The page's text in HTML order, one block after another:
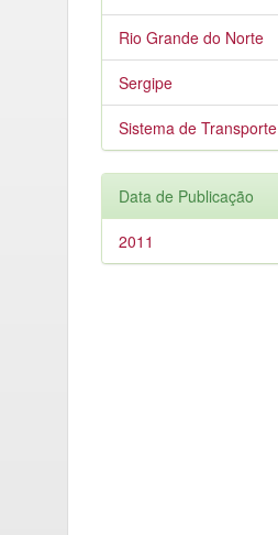
Rio Grande do Norte
Sergipe
Sistema de Transporte
Data de Publicação
2011